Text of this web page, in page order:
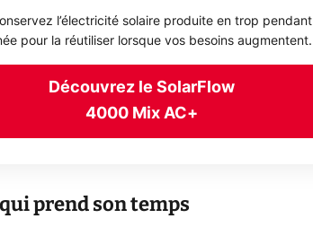
l’électricité solaire produite en trop pendant
pour la réutiliser lorsque vos besoins augmentent.
Découvrez le SolarFlow
4000 Mix AC+
prend son temps